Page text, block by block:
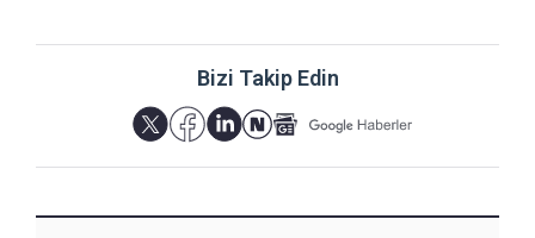
Bizi Takip Edin